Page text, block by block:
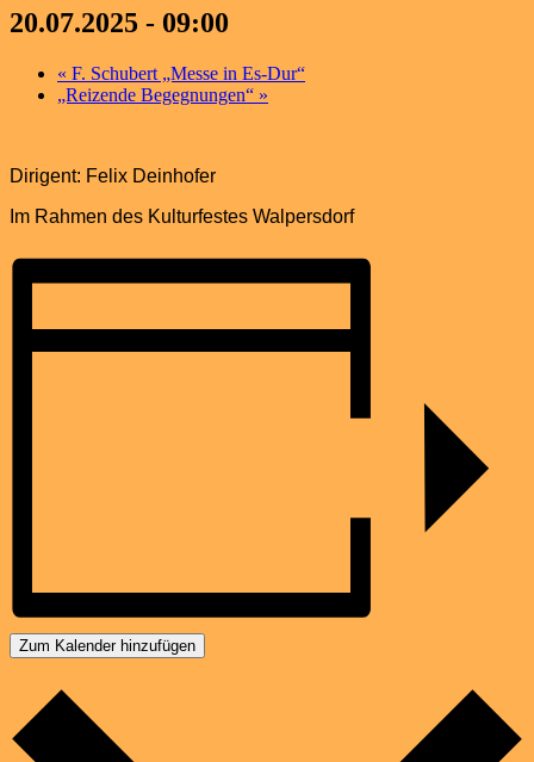
20.07.2025 - 09:00
« F. Schubert „Messe in Es-Dur“
„Reizende Begegnungen“ »
Dirigent: Felix Deinhofer
Im Rahmen des Kulturfestes Walpersdorf
Zum Kalender hinzufügen